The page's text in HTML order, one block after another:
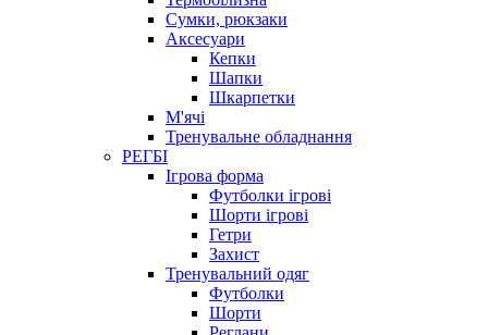
Сумки, рюкзаки
Аксесуари
Кепки
Шапки
Шкарпетки
М'ячі
Тренувальне обладнання
РЕГБІ
Ігрова форма
Футболки ігрові
Шорти ігрові
Гетри
Захист
Тренувальний одяг
Футболки
Шорти